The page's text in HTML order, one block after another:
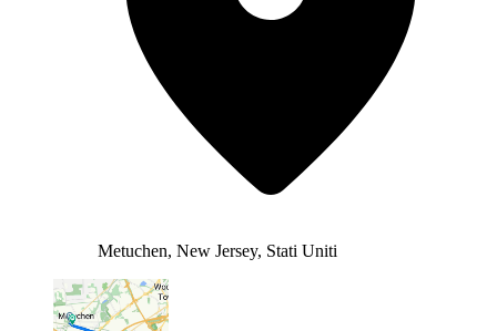
Metuchen, New Jersey, Stati Uniti